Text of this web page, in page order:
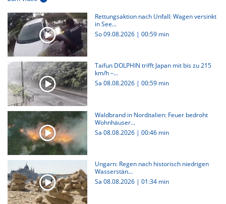
Rettungsaktion nach Unfall: Wagen versinkt
in See...
So 09.08.2026 | 00:59 min
Taifun DOLPHIN trifft Japan mit bis zu 215
km/h –...
Sa 08.08.2026 | 00:59 min
Waldbrand in Norditalien: Feuer bedroht
Wohnhäuser...
Sa 08.08.2026 | 00:46 min
Ungarn: Regen nach historisch niedrigen
Wasserstän...
Sa 08.08.2026 | 01:34 min